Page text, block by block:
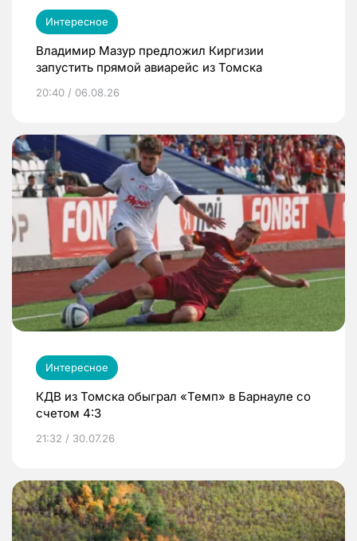
Интересное
Владимир Мазур предложил Киргизии
запустить прямой авиарейс из Томска
20:40 / 06.08.26
Интересное
КДВ из Томска обыграл «Темп» в Барнауле со
счетом 4:3
21:32 / 30.07.26